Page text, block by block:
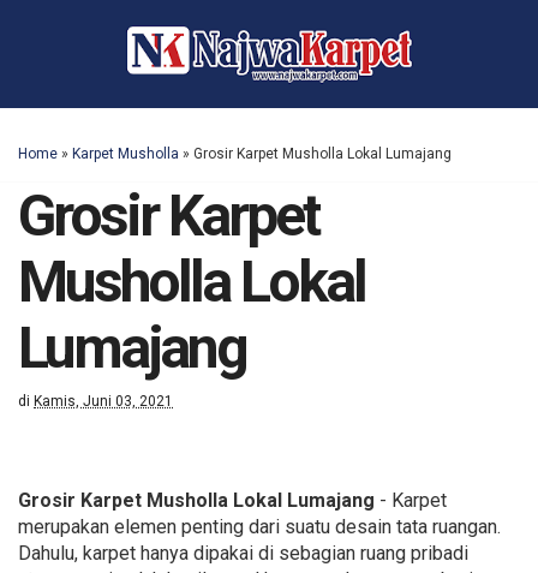
Home » Karpet Musholla » Grosir Karpet Musholla Lokal Lumajang
Grosir Karpet
Musholla Lokal
Lumajang
di Kamis, Juni 03, 2021
Grosir Karpet Musholla Lokal Lumajang - Karpet
merupakan elemen penting dari suatu desain tata ruangan.
Dahulu, karpet hanya dipakai di sebagian ruang pribadi